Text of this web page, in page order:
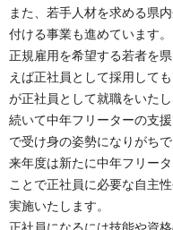
また、若手人材を求める県
付ける事業も進めています。
正規雇用を希望する若者を
えば正社員として採用して
が正社員として就職をいたし
続いて中年フリーターの支
で受け身の姿勢になりがちで
来年度は新たに中年フリー
ことで正社員に必要な自主
実施いたします。